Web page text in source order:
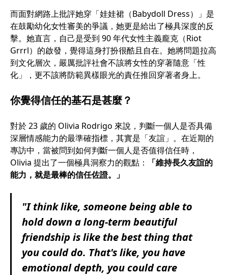
而面對網路上批評她穿「娃娃裙（Babydoll Dress）」是
在鼓勵幼化女性審美的爭議，她更是給出了極具深度的反
擊。她直言，自己是受到 90 年代女性主義龐克（Riot
Grrrl）的啟發，覺得這身打扮很酷且自在。她將問題拉高
到文化層次，嚴厲批評社會不該將女性的穿著隨意「性
化」，更不該將防範異樣眼光的責任推回穿著者身上。
你覺得信任的基石是甚麼？
對於 23 歲的 Olivia Rodrigo 來說，判斷一個人是否具備
深層情感能力的最準確指標，其實是「友誼」。在近期的
專訪中，當被問到如何判斷一個人是否值得信任時，
Olivia 提出了一個極具洞察力的觀點：
「維持長久友誼的
能力，就是最棒的信任佐證。」
"I think like, someone being able to
hold down a long-term beautiful
friendship is like the best thing that
you could do. That's like, you have
emotional depth, you could care